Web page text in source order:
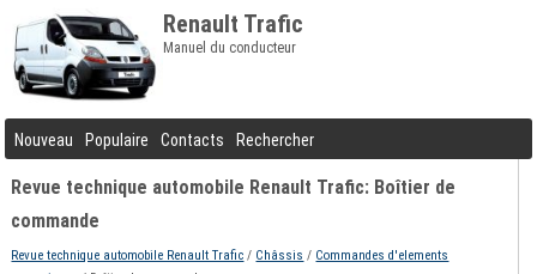
Renault Trafic
Manuel du conducteur
Nouveau Populaire Contacts Rechercher
Revue technique automobile Renault Trafic: Boîtier de
commande
Revue technique automobile Renault Trafic / Châssis / Commandes d'elements